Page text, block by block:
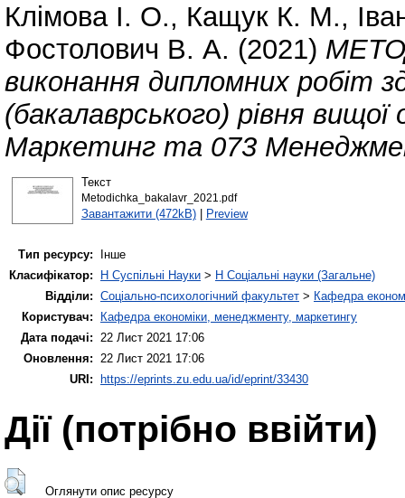
Клімова І. О., Кащук К. М.,
Фостолович В. А. (2021)
виконання дипломних робіт
(бакалаврського) рівня вищої
Маркетинг та 073
Текст
Metodichka_bakalavr_2021.pdf
Завантажити (472kB)| Preview
Тип ресурсу:
Інше
Класифікатор:
H Суспільні Науки > H Соціальні науки (Загальне)
Відділи: Соціально-психологічний факультет > Кафедра
Користувач:
Кафедра економіки, менеджменту, маркетингу
Дата подачі: 22 Лист 2021 17:06
Оновлення: 22 Лист 2021 17:06
URI:
https://eprints.zu.edu.ua/id/eprint/33430
Дії ​​(потрібно ввійти)
Оглянути опис ресурсу